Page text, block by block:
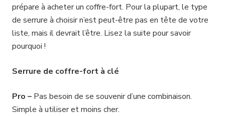
prépare à acheter un coffre-fort. Pour la plupart, le type
de serrure à choisir n’est peut-être pas en tête de votre
liste, mais il devrait l’être. Lisez la suite pour savoir
pourquoi !
Serrure de coffre-fort à clé
Pro – Pas besoin de se souvenir d’une combinaison.
Simple à utiliser et moins cher.